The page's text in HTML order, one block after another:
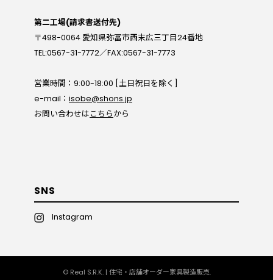
第二工場(請求書送付先)
〒498-0064 愛知県弥冨市西末広三丁目24番地
TEL:0567-31-7772／FAX:0567-31-7773
営業時間：9:00-18:00 [土日祝日を除く]
e-mail： isobe@shons.jp
お問い合わせはこちらから
SNS
Instagram
© Real S.R.K. | 住宅・店舗オーダー家具製造販売.